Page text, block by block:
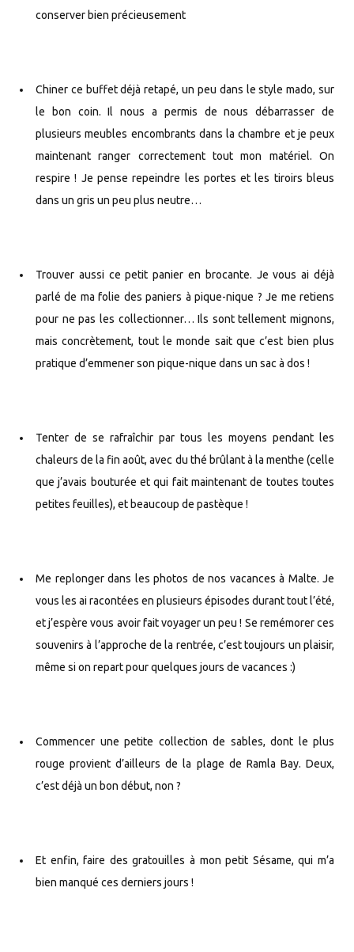
conserver bien précieusement
Chiner ce buffet déjà retapé, un peu dans le style mado, sur
le bon coin. Il nous a permis de nous débarrasser de
plusieurs meubles encombrants dans la chambre et je peux
maintenant ranger correctement tout mon matériel. On
respire ! Je pense repeindre les portes et les tiroirs bleus
dans un gris un peu plus neutre…
Trouver aussi ce petit panier en brocante. Je vous ai déjà
parlé de ma folie des paniers à pique-nique ? Je me retiens
pour ne pas les collectionner… Ils sont tellement mignons,
mais concrètement, tout le monde sait que c’est bien plus
pratique d’emmener son pique-nique dans un sac à dos !
Tenter de se rafraîchir par tous les moyens pendant les
chaleurs de la fin août, avec du thé brûlant à la menthe (celle
que j’avais bouturée et qui fait maintenant de toutes toutes
petites feuilles), et beaucoup de pastèque !
Me replonger dans les photos de nos vacances à Malte. Je
vous les ai racontées en plusieurs épisodes durant tout l’été,
et j’espère vous avoir fait voyager un peu ! Se remémorer ces
souvenirs à l’approche de la rentrée, c’est toujours un plaisir,
même si on repart pour quelques jours de vacances :)
Commencer une petite collection de sables, dont le plus
rouge provient d’ailleurs de la plage de Ramla Bay. Deux,
c’est déjà un bon début, non ?
Et enfin, faire des gratouilles à mon petit Sésame, qui m’a
bien manqué ces derniers jours !